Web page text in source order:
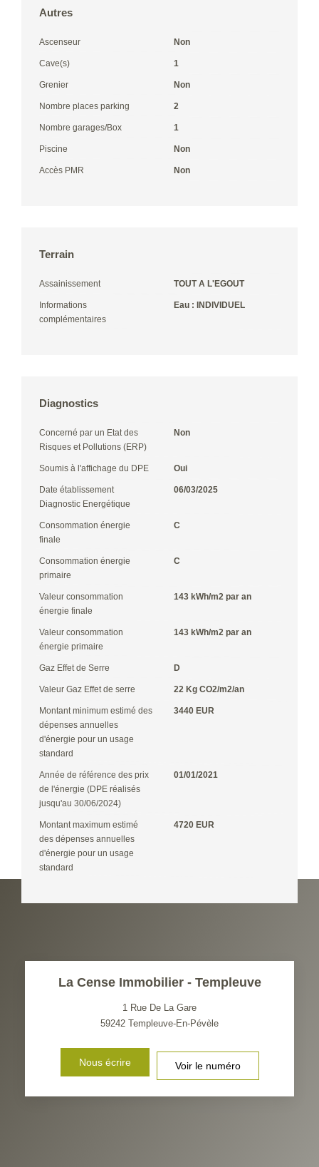
Autres
Ascenseur Non
Cave(s) 1
Grenier Non
Nombre places parking 2
Nombre garages/Box 1
Piscine Non
Accès PMR Non
Terrain
Assainissement TOUT A L'EGOUT
Informations
complémentaires
Eau : INDIVIDUEL
Diagnostics
Concerné par un Etat des
Risques et Pollutions (ERP)
Non
Soumis à l'affichage du DPE Oui
Date établissement
Diagnostic Energétique
06/03/2025
Consommation énergie
finale
C
Consommation énergie
primaire
C
Valeur consommation
énergie finale
143 kWh/m2 par an
Valeur consommation
énergie primaire
143 kWh/m2 par an
Gaz Effet de Serre D
Valeur Gaz Effet de serre 22 Kg CO2/m2/an
Montant minimum estimé des
dépenses annuelles
d'énergie pour un usage
standard
3440 EUR
Année de référence des prix
de l'énergie (DPE réalisés
jusqu'au 30/06/2024)
01/01/2021
Montant maximum estimé
des dépenses annuelles
d'énergie pour un usage
standard
4720 EUR
La Cense Immobilier - Templeuve
1 Rue De La Gare
59242 Templeuve-En-Pévèle
Nous écrire Voir le numéro